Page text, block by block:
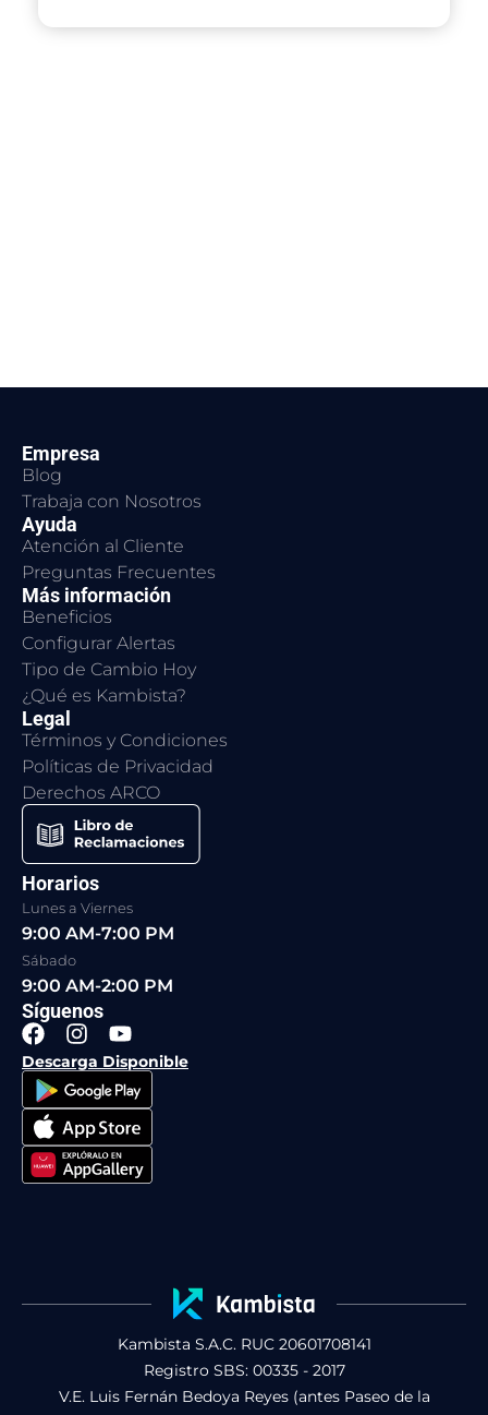
Empresa
Blog
Trabaja con Nosotros
Ayuda
Atención al Cliente
Preguntas Frecuentes
Más información
Beneficios
Configurar Alertas
Tipo de Cambio Hoy
¿Qué es Kambista?
Legal
Términos y Condiciones
Políticas de Privacidad
Derechos ARCO
Horarios
Lunes a Viernes
9:00 AM-7:00 PM
Sábado
9:00 AM-2:00 PM
Síguenos
F
a
c
e
b
o
o
k
I
n
s
t
a
g
r
a
Y
o
u
t
u
b
e
Descarga Disponible
Kambista S.A.C. RUC 20601708141
Registro SBS: 00335 - 2017
V.E. Luis Fernán Bedoya Reyes (antes Paseo de la